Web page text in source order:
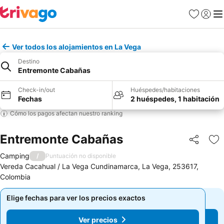
Favoritos
Iniciar
Ver todos los alojamientos en La Vega
Destino
Entremonte Cabañas
Check-in/out
Fechas
Huéspedes/habitaciones
2 huéspedes, 1 habitación
Cómo los pagos afectan nuestro ranking
Entremonte Cabañas Compartir
Camping / Puntuación no disponible
Vereda Cacahual / La Vega Cundinamarca, La Vega, 253617,
Colombia
Elige fechas para ver los precios exactos
Ver precios
Elige fechas para ver los precios exactos
Ver precios